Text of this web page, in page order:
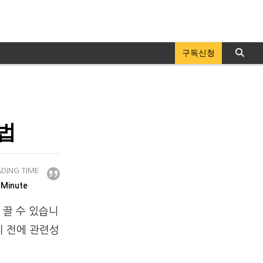
구독신청
TIME
Minute
수 있습니
전에 관련성